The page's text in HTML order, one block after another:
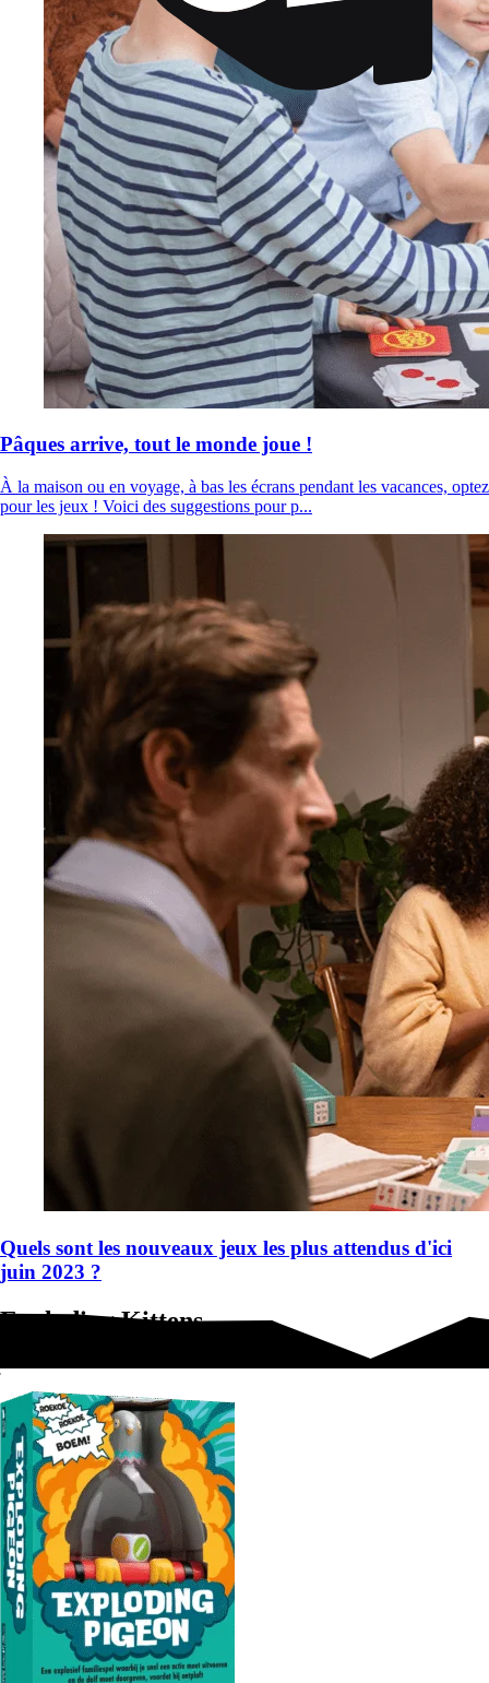
Pâques arrive, tout le monde joue !
À la maison ou en voyage, à bas les écrans pendant les vacances, optez
pour les jeux ! Voici des suggestions pour p...
Quels sont les nouveaux jeux les plus attendus d'ici
juin 2023 ?
Exploding Kittens